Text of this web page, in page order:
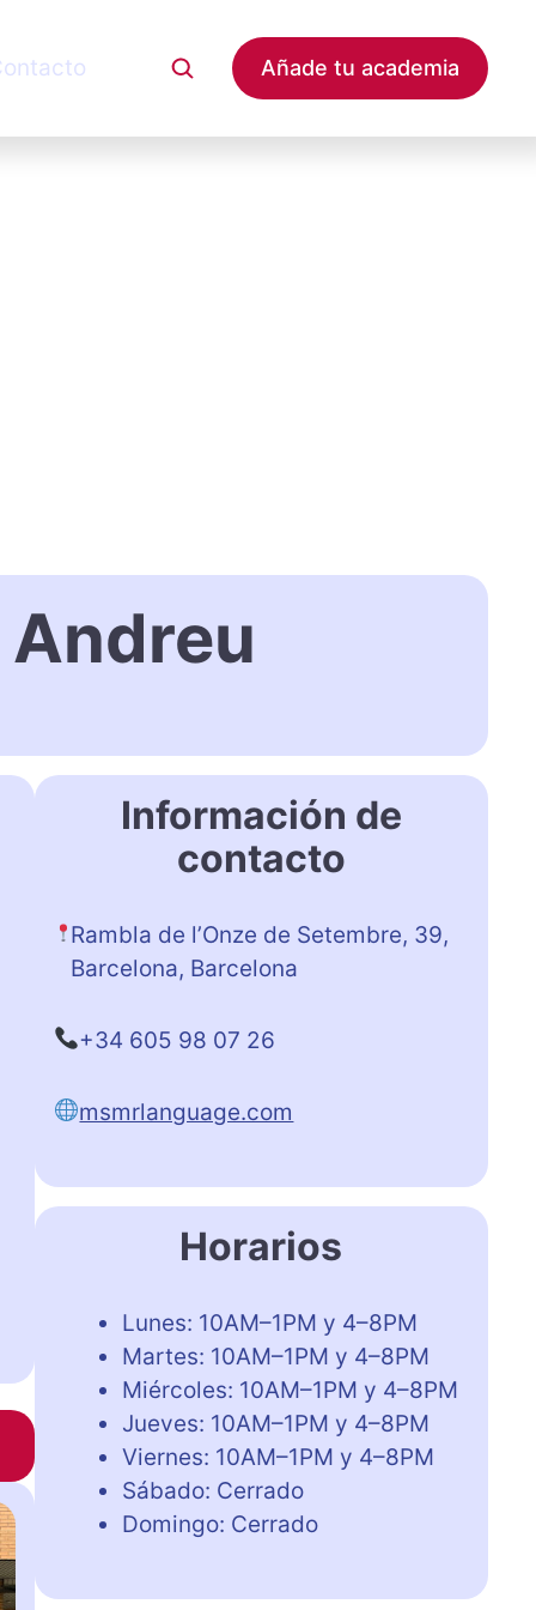
Añade tu academia
Andreu
Información de
contacto
Rambla de l’Onze de Setembre, 39,
Barcelona, Barcelona
+34 605 98 07 26
msmrlanguage.com
Horarios
Lunes: 10AM–1PM y 4–8PM
Martes: 10AM–1PM y 4–8PM
Miércoles: 10AM–1PM y 4–8PM
Jueves: 10AM–1PM y 4–8PM
Viernes: 10AM–1PM y 4–8PM
Sábado: Cerrado
Domingo: Cerrado